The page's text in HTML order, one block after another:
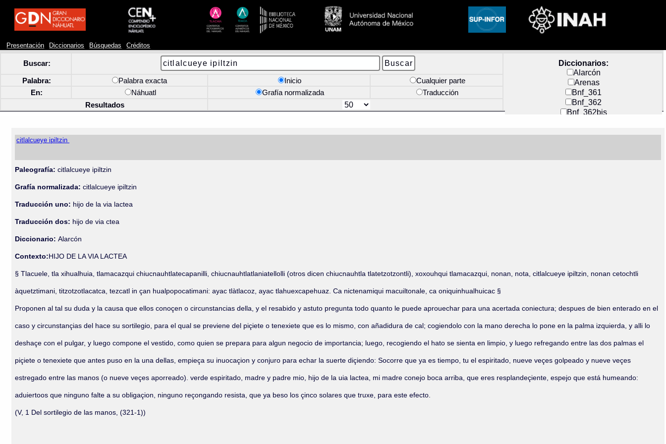
Presentación Diccionarios Búsquedas Créditos
Buscar:
Diccionarios:
Alarcón
Arenas
Bnf_361
Bnf_362
Bnf_362bis
Docs_México
Tezozomoc
Palabra: Palabra exacta Inicio
Cualquier parte
En:
Náhuatl Grafía normalizada
Traducción
Resultados
citlalcueye ipiltzin
Paleografía: citlalcueye ipiltzin
Grafía normalizada: citlalcueye ipiltzin
Traducción uno: hijo de la via lactea
Traducción dos: hijo de via ctea
Diccionario:Alarcón
Contexto:HIJO DE LA VIA LACTEA
§ Tlacuele, tla xihualhuia, tlamacazqui chiucnauhtlatecapanilli, chiucnauhtlatlaniatellolli (otros dicen chiucnauhtla tlatetzotzontli), xoxouhqui tlamacazqui, nonan, nota, citlalcueye ipiltzin, nonan cetochtli
àquetztimani, titzotzotlacatca, tezcatl in çan hualpopocatimani: ayac tlàtlacoz, ayac tlahuexcapehuaz. Ca nictenamiqui macuiltonale, ca oniquinhualhuicac §
Proponen al tal su duda y la causa que ellos conoçen o circunstancias della, y el resabido y astuto pregunta todo quanto le puede aprouechar para una acertada coniectura; despues de bien enterado en el
caso y circunstançias del hace su sortilegio, para el qual se previene del piçiete o tenexiete que es lo mismo, con añadidura de cal; cogiendolo con la mano derecha lo pone en la palma izquierda, y alli lo
deshaçe con el pulgar, y luego compone el vestido, como quien se prepara para algun negocio de importancia; luego, recogiendo el hato se sienta en limpio, y luego refregando entre las dos palmas el
piçiete o tenexiete que antes puso en la una dellas, empieça su inuocaçion y conjuro para echar la suerte diçiendo: Socorre que ya es tiempo, tu el espiritado, nueve veçes golpeado y nueve veçes
estregado entre las manos (o nueve veçes aporreado). verde espiritado, madre y padre mio, hijo de la uia lactea, mi madre conejo boca arriba, que eres resplandeçiente, espejo que está humeando:
aduiertoos que ninguno falte a su obligaçion, ninguno reçongando resista, que ya beso los çinco solares que truxe, para este efecto.
(V, 1 Del sortilegio de las manos, (321-1))